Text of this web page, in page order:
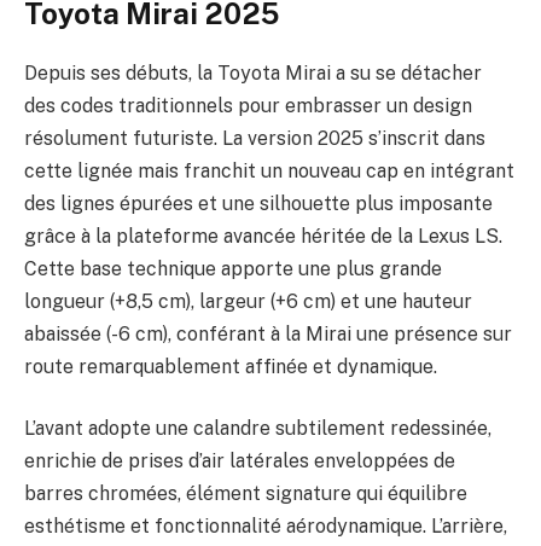
Toyota Mirai 2025
Depuis ses débuts, la Toyota Mirai a su se détacher
des codes traditionnels pour embrasser un design
résolument futuriste. La version 2025 s’inscrit dans
cette lignée mais franchit un nouveau cap en intégrant
des lignes épurées et une silhouette plus imposante
grâce à la plateforme avancée héritée de la Lexus LS.
Cette base technique apporte une plus grande
longueur (+8,5 cm), largeur (+6 cm) et une hauteur
abaissée (-6 cm), conférant à la Mirai une présence sur
route remarquablement affinée et dynamique.
L’avant adopte une calandre subtilement redessinée,
enrichie de prises d’air latérales enveloppées de
barres chromées, élément signature qui équilibre
esthétisme et fonctionnalité aérodynamique. L’arrière,